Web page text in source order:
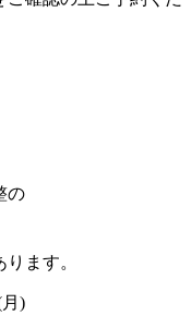
の
ます。
月)